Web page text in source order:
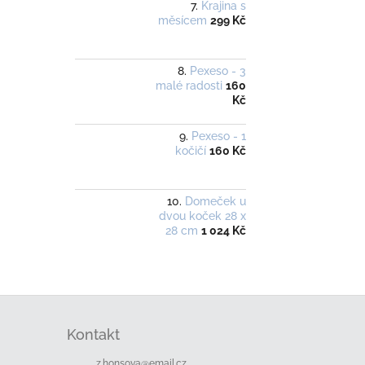
Krajina s
měsícem 299 Kč
Pexeso - 3
malé radosti 160
Kč
Pexeso - 1
kočičí 160 Kč
Domeček u
dvou koček 28 x
28 cm 1 024 Kč
Kontakt